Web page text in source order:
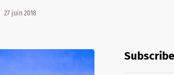
27 juin 2018